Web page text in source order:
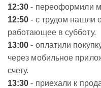
12:30 - переоформили
12:50 - с трудом нашли
работающее в субботу.
13:00 - оплатили
через мобильное
счету.
13:30 - приехали к